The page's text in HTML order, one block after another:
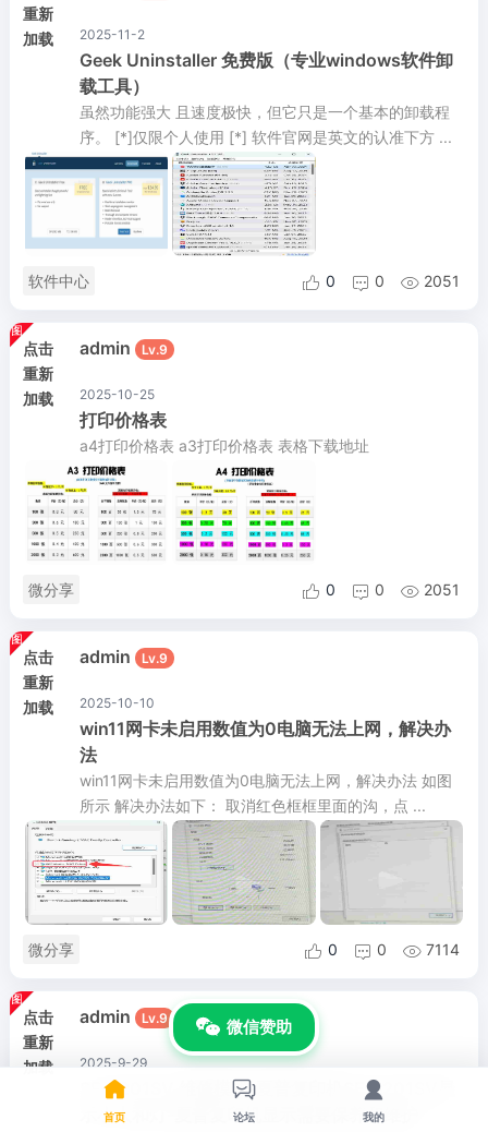
重新
加载
2025-11-2
Geek Uninstaller 免费版（专业windows软件卸
载工具）
虽然功能强大 且速度极快，但它只是一个基本的卸载程
序。 [*]仅限个人使用 [*] 软件官网是英文的认准下方 ...
软件中心  0  0  2051
点击
重新
加载
admin Lv.9
2025-10-25
打印价格表
a4打印价格表 a3打印价格表 表格下载地址
微分享  0  0  2051
点击
重新
加载
admin Lv.9
2025-10-10
win11网卡未启用数值为0电脑无法上网，解决办
法
win11网卡未启用数值为0电脑无法上网，解决办法 如图
所示 解决办法如下： 取消红色框框里面的沟，点 ...
微分享  0  0  7114
点击
重新
加载
admin Lv.9
2025-9-29
SF-S201SV 维修模式-夏普复印机SF-S201SV显
示小人和灯-夏普复印机显示需要保养和维护
微信赞助

首页

论坛

我的